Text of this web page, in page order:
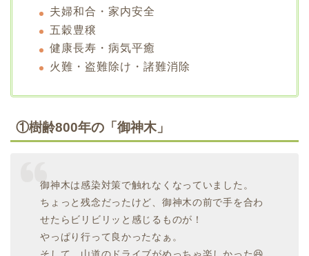
夫婦和合・家内安全
五穀豊穣
健康長寿・病気平癒
火難・盗難除け・諸難消除
①樹齢800年の「御神木」
御神木は感染対策で触れなくなっていました。
ちょっと残念だったけど、御神木の前で手を合わ
せたらビリビリッと感じるものが！
やっぱり行って良かったなぁ。